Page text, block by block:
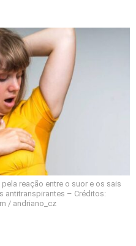
reação entre o suor e os sais
antitranspirantes – Créditos:
/ andriano_cz